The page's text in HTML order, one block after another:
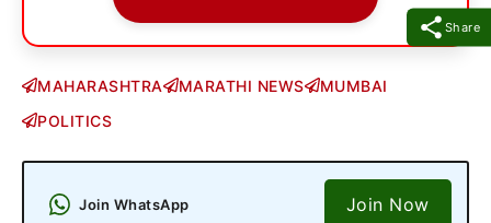
Share
MAHARASHTRA MARATHI NEWS
MUMBAI
POLITICS
Join WhatsApp Join Now